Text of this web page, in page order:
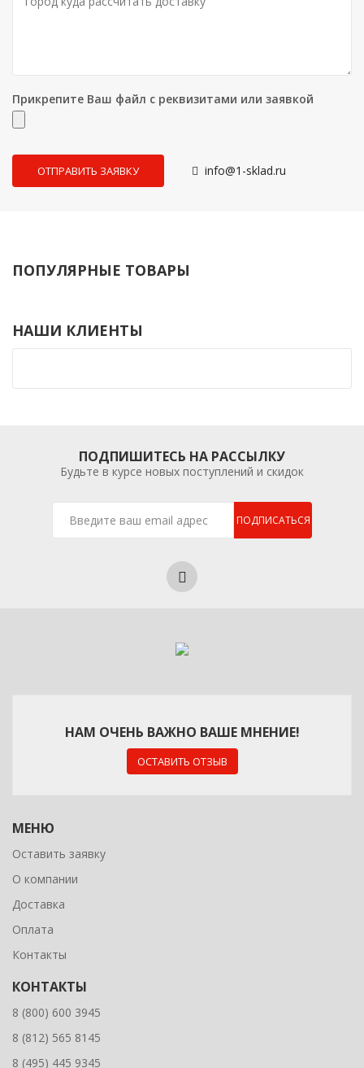
Прикрепите Ваш файл с реквизитами или заявкой
info@1-sklad.ru
ПОПУЛЯРНЫЕ ТОВАРЫ
НАШИ КЛИЕНТЫ
ПОДПИШИТЕСЬ НА РАССЫЛКУ
Будьте в курсе новых поступлений и скидок
ПОДПИСАТЬСЯ
НАМ ОЧЕНЬ ВАЖНО ВАШЕ МНЕНИЕ!
ОСТАВИТЬ ОТЗЫВ
МЕНЮ
Оставить заявку
О компании
Доставка
Оплата
Контакты
КОНТАКТЫ
8 (800) 600 3945
8 (812) 565 8145
8 (495) 445 9345